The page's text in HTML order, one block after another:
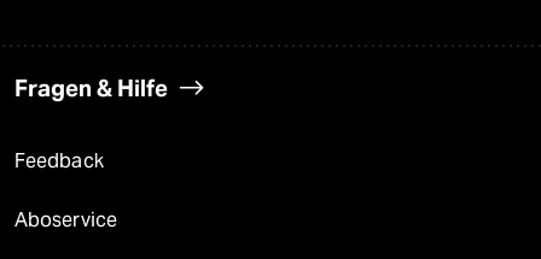
Fragen & Hilfe
Feedback
Aboservice